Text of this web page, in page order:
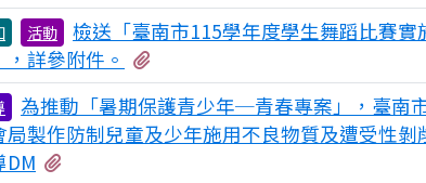
活動
檢送「臺南市115學年度學生舞蹈比賽實
，詳參附件。
為推動「暑期保護青少年─青春專案」，臺南
局製作防制兒童及少年施用不良物質及遭受性剝
DM